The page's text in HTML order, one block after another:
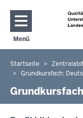
Menü
Navigation aktivieren/
Sie
befinden
sich
hier
Startseite
Grundkursfach: